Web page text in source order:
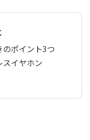
ポイント3つ
イヤホン